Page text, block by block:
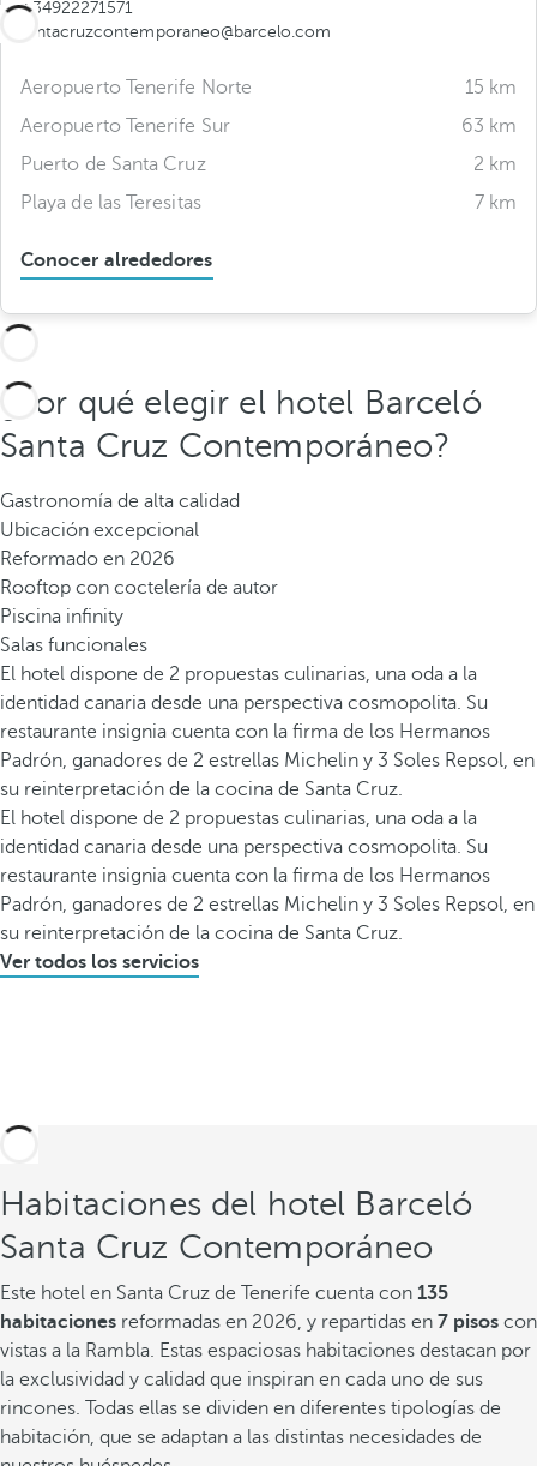
+34922271571
santacruzcontemporaneo@barcelo.com
Aeropuerto Tenerife Norte
15 km
Aeropuerto Tenerife Sur
63 km
Puerto de Santa Cruz
2 km
Playa de las Teresitas
7 km
Conocer alrededores
¿Por qué elegir el hotel Barceló
Santa Cruz Contemporáneo?
Gastronomía de alta calidad
Ubicación excepcional
Reformado en 2026
Rooftop con coctelería de autor
Piscina infinity
Salas funcionales
El hotel dispone de 2 propuestas culinarias, una oda a la
identidad canaria desde una perspectiva cosmopolita. Su
restaurante insignia cuenta con la firma de los Hermanos
Padrón, ganadores de 2 estrellas Michelin y 3 Soles Repsol, en
su reinterpretación de la cocina de Santa Cruz.
El hotel dispone de 2 propuestas culinarias, una oda a la
identidad canaria desde una perspectiva cosmopolita. Su
restaurante insignia cuenta con la firma de los Hermanos
Padrón, ganadores de 2 estrellas Michelin y 3 Soles Repsol, en
su reinterpretación de la cocina de Santa Cruz.
Ver todos los servicios
Habitaciones del hotel Barceló
Santa Cruz Contemporáneo
Este hotel en Santa Cruz de Tenerife cuenta con 135
habitaciones reformadas en 2026, y repartidas en 7 pisos con
vistas a la Rambla. Estas espaciosas habitaciones destacan por
la exclusividad y calidad que inspiran en cada uno de sus
rincones. Todas ellas se dividen en diferentes tipologías de
habitación, que se adaptan a las distintas necesidades de